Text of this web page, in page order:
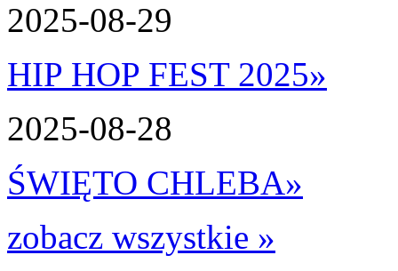
2025-08-29
HIP HOP FEST 2025»
2025-08-28
ŚWIĘTO CHLEBA»
zobacz wszystkie »